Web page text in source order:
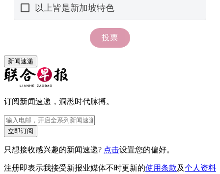
新闻速递
订阅新闻速递，洞悉时代脉搏。
立即订阅
只想接收感兴趣的新闻速递? 点击设置您的偏好。
注册即表示我接受新报业媒体不时更新的使用条款及个人资料